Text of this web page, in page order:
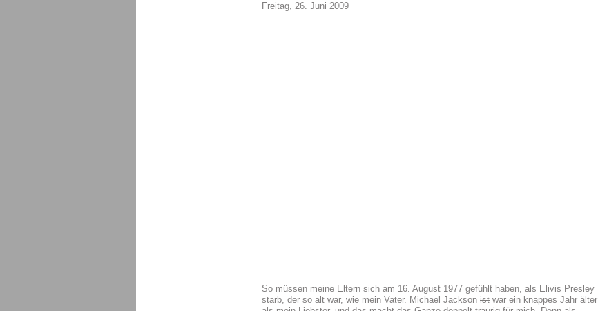
Freitag, 26. Juni 2009
So müssen meine Eltern sich am 16. August 1977 gefühlt haben, als Elivis Presley
starb, der so alt war, wie mein Vater. Michael Jackson ist war ein knappes Jahr älter